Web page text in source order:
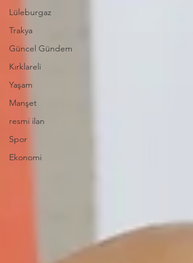
Lüleburgaz
Trakya
Güncel Gündem
Kırklareli
Yaşam
Manşet
resmi ilan
Spor
Ekonomi